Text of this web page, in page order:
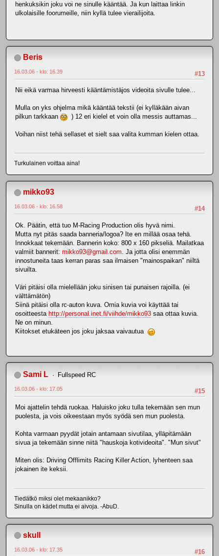
henkuksikin joku voi ne sinulle kääntää. Ja kun laittaa linkin
ulkolaisille foorumeille, niin kyllä tulee vierailijoita.
Beris
#13
16.03.06 - klo: 16.39
Nii eikä varmaa hirveesti kääntämistäjos videoita sivulle tulee...
Mulla on yks ohjelma mikä kääntää tekstii (ei kylläkään aivan
pilkun tarkkaan
) 12 eri kielel et voin olla messis auttamas...
Voihan niist tehä sellaset et sielt saa valita kumman kielen ottaa.
Turkulainen voittaa aina!
mikko93
#14
16.03.06 - klo: 16.58
Ok. Päätin, että tuo M-Racing Production olis hyvä nimi.
Mutta nyt pitäs saada banneria/logoa? Ite en millää osaa tehä.
Innokkaat tekemään. Bannerin koko: 800 x 160 pikseliä. Mailatkaa
valmiit bannerit: mikko93@gmail.com . Ja jotta olisi enemmän
innostuneita taas kerran paras saa ilmaisen "mainospaikan" niiltä
sivuilta.
Väri pitäisi olla mielellään joku sinisen tai punaisen rajoilla. (ei
välttämätön)
Siinä pitäisi olla rc-auton kuva. Omia kuvia voi käyttää tai
osoitteesta http://personal.inet.fi/viihde/mikko93 saa ottaa kuvia.
Ne on minun.
Kiitokset etukäteen jos joku jaksaa vaivautua
Sami L Fullspeed RC
#15
16.03.06 - klo: 17.05
Moi ajattelin tehdä ruokaa. Haluisko joku tulla tekemään sen mun
puolesta, ja vois oikeestaan myös syödä sen mun puolesta.
Kohta varmaan pyydät jotain antamaan sivutilaa, ylläpitämään
sivua ja tekemään sinne niitä "hauskoja kotivideoita". "Mun sivut"
Miten olis: Driving Offlimits Racing Killer Action, lyhenteen saa
jokainen ite keksii.
Tiedätkö miksi olet mekaanikko?
Sinulla on kädet mutta ei aivoja. -AbuD.
skull
#16
16.03.06 - klo: 17.35